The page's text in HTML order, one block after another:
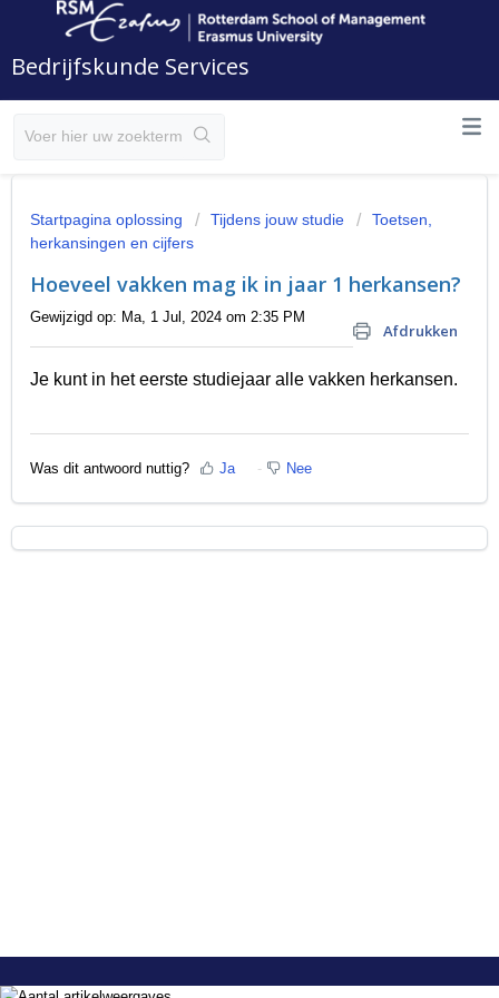
Bedrijfskunde Services
Startpagina oplossing Tijdens jouw studie
Toetsen,
herkansingen en cijfers
Hoeveel vakken mag ik in jaar 1 herkansen?
Afdrukken
Gewijzigd op: Ma, 1 Jul, 2024 om 2:35 PM
Je kunt in het eerste studiejaar alle vakken herkansen.
Was dit antwoord nuttig? Ja Nee